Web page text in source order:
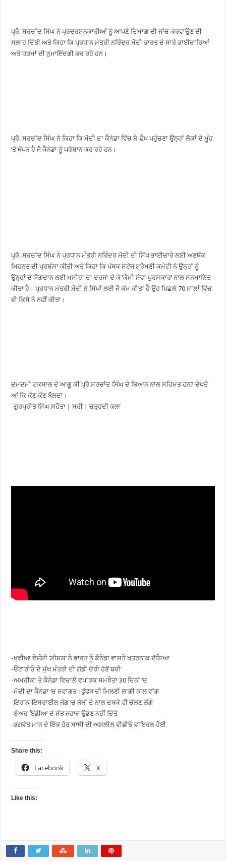
ਪ੍ਰੋ. ਸਰਚਾਂਦ ਸਿੰਘ ਨੇ ਪ੍ਰਦਰਸ਼ਨਕਾਰੀਆਂ ਨੂੰ ਆਪਣੇ ਦਿਮਾਗ਼ ਦੀ ਜਾਂਚ ਕਰਵਾਉਣ ਦੀ
ਸਲਾਹ ਦਿੱਤੀ ਅਤੇ ਕਿਹਾ ਕਿ ਪ੍ਰਧਾਨ ਮੰਤਰੀ ਨਰਿੰਦਰ ਮੋਦੀ ਭਾਰਤ ਦੇ ਸਾਰੇ ਭਾਈਚਾਰਿਆਂ
ਅਤੇ ਧਰਮਾਂ ਦੀ ਨੁਮਾਇੰਦਗੀ ਕਰ ਰਹੇ ਹਨ।
ਪ੍ਰੋ. ਸਰਚਾਂਦ ਸਿੰਘ ਨੇ ਕਿਹਾ ਕਿ ਮੋਦੀ ਦਾ ਕੈਨੇਡਾ ਵਿੱਚ ਬੇ-ਫੌਖ ਪਹੁੰਚਣਾ ਉਨ੍ਹਾਂ ਲੋਕਾਂ ਦੇ ਮੂੰਹ
‘ਤੇ ਥੱਪੜ ਹੈ ਜੋ ਕੈਨੇਡਾ ਨੂੰ ਪਰੇਸ਼ਾਨ ਕਰ ਰਹੇ ਹਨ।
ਪ੍ਰੋ. ਸਰਚਾਂਦ ਸਿੰਘ ਨੇ ਪ੍ਰਧਾਨ ਮੰਤਰੀ ਨਰਿੰਦਰ ਮੋਦੀ ਦੀ ਸਿੱਖ ਭਾਈਚਾਰੇ ਲਈ ਅਣਥੱਕ
ਮਿਹਨਤ ਦੀ ਪ੍ਰਸ਼ੰਸਾ ਕੀਤੀ ਅਤੇ ਕਿਹਾ ਕਿ ਪੰਥਕ ਸਟੇਜ ਸ਼੍ਰੋਮਣੀ ਕਮੇਟੀ ਨੇ ਉਨ੍ਹਾਂ ਨੂੰ
ਉਨ੍ਹਾਂ ਦੇ ਯੋਗਦਾਨ ਲਈ ਮਸੀਹਾ ਦਾ ਦਰਜਾ ਦੇ ਕੇ ’ਕੌਮੀ ਸੇਵਾ ਪੁਰਸਕਾਰ’ ਨਾਲ ਸਨਮਾਨਿਤ
ਕੀਤਾ ਹੈ। ਪ੍ਰਧਾਨ ਮੰਤਰੀ ਮੋਦੀ ਨੇ ਸਿੱਖਾਂ ਲਈ ਜੋ ਕੰਮ ਕੀਤਾ ਹੈ ਉਹ ਪਿਛਲੇ 70 ਸਾਲਾਂ ਵਿੱਚ
ਵੀ ਕਿਸੇ ਨੇ ਨਹੀਂ ਕੀਤਾ।
ਦਮਦਮੀ ਟਕਸਾਲ ਦੇ ਆਗੂ ਕੀ ਪ੍ਰੋ ਸਰਚਾਂਦ ਸਿੰਘ ਦੇ ਬਿਆਨ ਨਾਲ ਸਹਿਮਤ ਹਨ? ਦੇਖਦੇ
ਆਂ ਕਿ ਕੌਣ ਕੌਣ ਬੋਲਦਾ।
-ਗੁਰਪ੍ਰੀਤ ਸਿੰਘ ਸਹੋਤਾ | ਸਰੀ | ਚੜ੍ਹਦੀ ਕਲਾ
-ਖੁਫੀਆ ਏਜੰਸੀ ‘ਸੀਸਸ’ ਨੇ ਭਾਰਤ ਨੂੰ ਕੈਨੇਡਾ ਵਾਸਤੇ ਖਤਰਨਾਕ ਦੱਸਿਆ
-ਓਂਟਾਰੀਓ ਦੇ ਮੁੱਖ ਮੰਤਰੀ ਦੀ ਗੱਡੀ ਚੋਰੀ ਹੋਣੋਂ ਬਚੀ
-ਅਮਰੀਕਾ ਤੇ ਕੈਨੇਡਾ ਵਿਚਾਲੇ ਵਪਾਰਕ ਸਮਝੌਤਾ 30 ਦਿਨਾਂ ‘ਚ
-ਮੋਦੀ ਦਾ ਕੈਨੇਡਾ ‘ਚ ਸਵਾਗਤ : ਫੁੱਫੜ ਦੀ ਮਿਲਣੀ ਲਾਗੀ ਨਾਲ ਵਾਂਗ
-ਇਰਾਨ-ਇਸਰਾਈਲ ਜੰਗ ‘ਚ ਬੰਬਾਂ ਦੇ ਨਾਲ ਦਬਕੇ ਵੀ ਚੱਲਣ ਲੱਗੇ
-ਏਅਰ ਇੰਡੀਆ ਦੇ ਸੱਤ ਜਹਾਜ਼ ਉਡਣ ਨਹੀਂ ਦਿੱਤੇ
-ਭਗਵੰਤ ਮਾਨ ਦੇ ਇੱਕ ਹੋਰ ਸਾਥੀ ਦੀ ਅਸ਼ਲੀਲ ਵੀਡੀਓ ਵਾਇਰਲ ਹੋਈ
Share this:
Facebook X
Like this: